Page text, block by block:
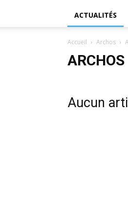
ACTUALITÉS
Accueil Archos
Aucun